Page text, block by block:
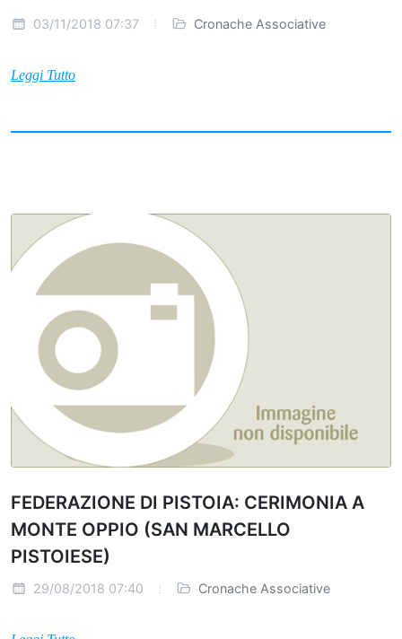
03/11/2018 07:37 Cronache Associative
Leggi Tutto
FEDERAZIONE DI PISTOIA: CERIMONIA A
MONTE OPPIO (SAN MARCELLO
PISTOIESE)
29/08/2018 07:40 Cronache Associative